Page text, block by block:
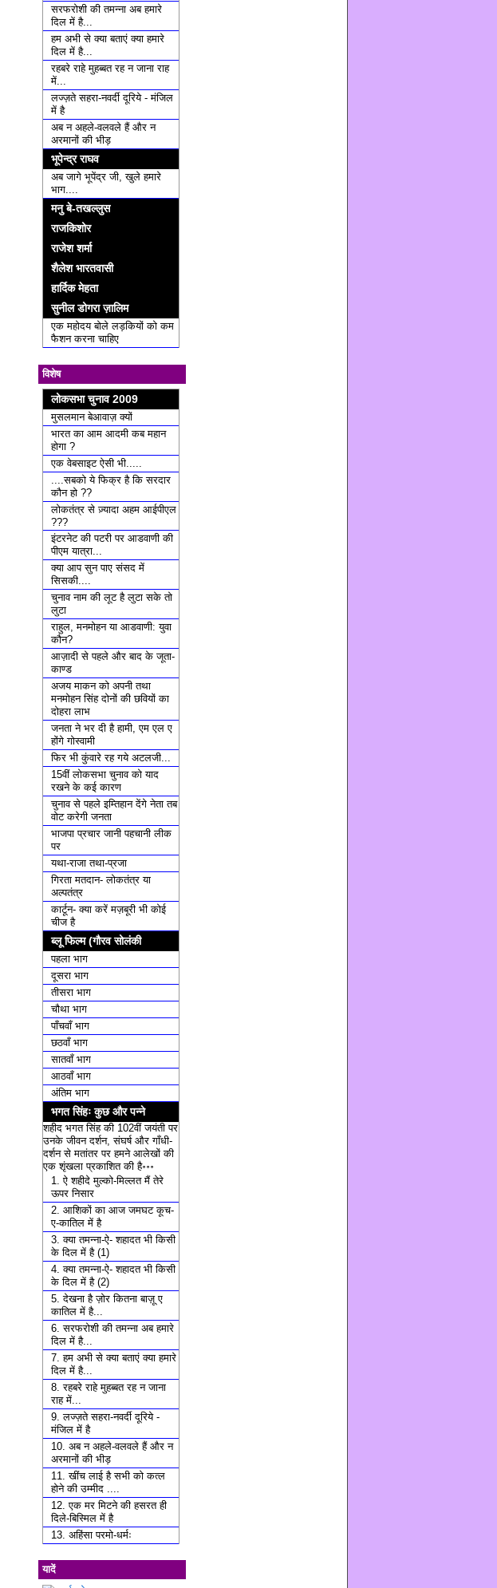
सरफरोशी की तमन्ना अब हमारे
दिल में है...
हम अभी से क्या बताएं क्या हमारे
दिल में है...
रहबरे राहे मुहब्बत रह न जाना राह
में...
लज्ज़ते सहरा-नवर्दी दूरिये - मंजिल
में है
अब न अहले-वलवले हैं और न
अरमानों की भीड़
भूपेन्द्र राघव
अब जागे भूपेंद्र जी, खुले हमारे
भाग....
मनु बे-तखल्लुस
राजकिशोर
राजेश शर्मा
शैलेश भारतवासी
हार्दिक मेहता
सुनील डोगरा ज़ालिम
एक महोदय बोले लड़कियों को कम
फैशन करना चाहिए
विशेष
लोकसभा चुनाव 2009
मुसलमान बेआवाज़ क्यों
भारत का आम आदमी कब महान
होगा ?
एक वेबसाइट ऐसी भी.....
....सबको ये फिक्र है कि सरदार
कौन हो ??
लोकतंत्र से ज़्यादा अहम आईपीएल
???
इंटरनेट की पटरी पर आडवाणी की
पीएम यात्रा...
क्या आप सुन पाए संसद में
सिसकी....
चुनाव नाम की लूट है लुटा सके तो
लुटा
राहुल, मनमोहन या आडवाणी: युवा
कौन?
आज़ादी से पहले और बाद के जूता-
काण्ड
अजय माकन को अपनी तथा
मनमोहन सिंह दोनों की छवियों का
दोहरा लाभ
जनता ने भर दी है हामी, एम एल ए
होंगे गोस्वामी
फिर भी कुंवारे रह गये अटलजी...
15वीं लोकसभा चुनाव को याद
रखने के कई कारण
चुनाव से पहले इम्तिहान देंगे नेता तब
वोट करेगी जनता
भाजपा प्रचार जानी पहचानी लीक
पर
यथा-राजा तथा-प्रजा
गिरता मतदान- लोकतंत्र या
अल्पतंत्र
कार्टून- क्या करें मज़बूरी भी कोई
चीज है
ब्लू फिल्म (गौरव सोलंकी
पहला भाग
दूसरा भाग
तीसरा भाग
चौथा भाग
पाँचवाँ भाग
छठवाँ भाग
सातवाँ भाग
आठवाँ भाग
अंतिम भाग
भगत सिंहः कुछ और पन्ने
शहीद भगत सिंह की 102वीं जयंती पर
उनके जीवन दर्शन, संघर्ष और गाँधी-
दर्शन से मतांतर पर हमने आलेखों की
एक शृंखला प्रकाशित की है॰॰॰
1. ऐ शहीदे मुल्को-मिल्लत मैं तेरे
ऊपर निसार
2. आशिकों का आज जमघट कूच-
ए-कातिल में है
3. क्या तमन्ना-ऐ- शहादत भी किसी
के दिल में है (1)
4. क्या तमन्ना-ऐ- शहादत भी किसी
के दिल में है (2)
5. देखना है ज़ोर कितना बाज़ू ए
कातिल में है...
6. सरफरोशी की तमन्ना अब हमारे
दिल में है...
7. हम अभी से क्या बताएं क्या हमारे
दिल में है...
8. रहबरे राहे मुहब्बत रह न जाना
राह में...
9. लज्ज़ते सहरा-नवर्दी दूरिये -
मंजिल में है
10. अब न अहले-वलवले हैं और न
अरमानों की भीड़
11. खींच लाई है सभी को कत्ल
होने की उम्मीद ....
12. एक मर मिटने की हसरत ही
दिले-बिस्मिल में है
13. अहिंसा परमो-धर्मः
यादें